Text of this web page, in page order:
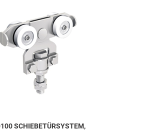
SCHIEBETÜRSYSTEM,